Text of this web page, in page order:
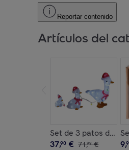
Reportar contenido
Artículos del
Set de 3 patos
37,90 € 71,99 €
9,